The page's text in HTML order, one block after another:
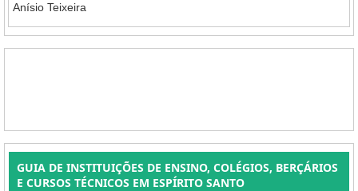
Anísio Teixeira
GUIA DE INSTITUIÇÕES DE ENSINO, COLÉGIOS, BERÇÁRIOS
E CURSOS TÉCNICOS EM ESPÍRITO SANTO